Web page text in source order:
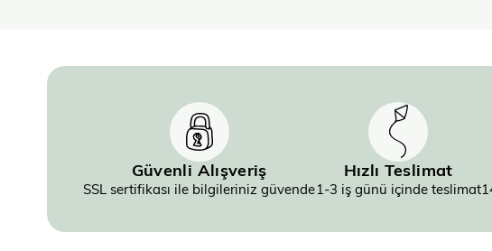
Güvenli Alışveriş
SSL sertifikası ile bilgileriniz güvende
Hızlı Teslimat
1-3 iş günü içinde teslimat